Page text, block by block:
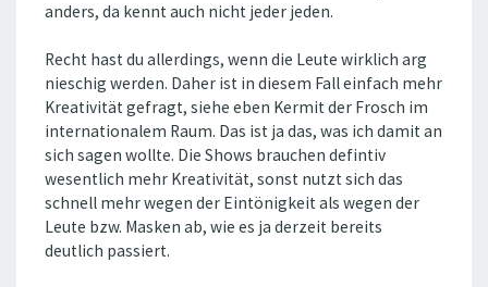
anders, da kennt auch nicht jeder jeden.
Recht hast du allerdings, wenn die Leute wirklich arg
nieschig werden. Daher ist in diesem Fall einfach mehr
Kreativität gefragt, siehe eben Kermit der Frosch im
internationalem Raum. Das ist ja das, was ich damit an
sich sagen wollte. Die Shows brauchen defintiv
wesentlich mehr Kreativität, sonst nutzt sich das
schnell mehr wegen der Eintönigkeit als wegen der
Leute bzw. Masken ab, wie es ja derzeit bereits
deutlich passiert.